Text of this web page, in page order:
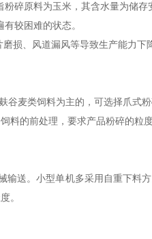
碎原料为玉米，其含水量为储
较困难的状态。
损、风道漏风等导致生产能力下
类饲料为主的，可选择爪式
的前处理，要求产品粉碎的粒
。小型单机多采用自重下料
。